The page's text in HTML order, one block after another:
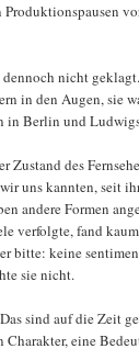
nicht
in den Augen, sie
in Berlin und
des
uns kannten, seit
andere Formen
verfolgte, fand
bitte: keine
sie nicht.
sind auf die Zeit
Charakter, eine